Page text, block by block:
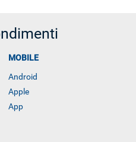
MOBILE
Android
Apple
App